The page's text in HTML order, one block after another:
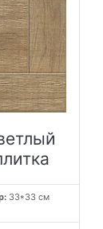
33*33 см